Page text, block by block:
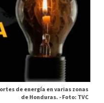
de energía en varias zonas
de Honduras. -Foto: TVC